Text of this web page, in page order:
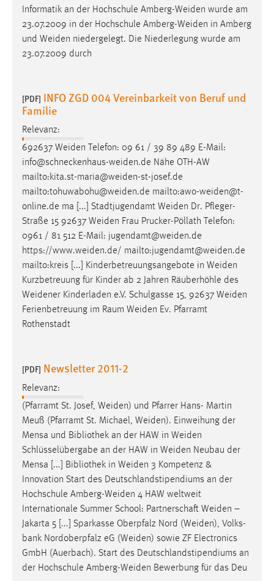
Informatik an der Hochschule Amberg-Weiden wurde am
23.07.2009 in der Hochschule Amberg-Weiden in Amberg
und Weiden niedergelegt. Die Niederlegung wurde am
23.07.2009 durch
[PDF] INFO ZGD 004 Vereinbarkeit von Beruf und
Familie
Relevanz:
692637 Weiden Telefon: 09 61 / 39 89 489 E-Mail:
info@schneckenhaus-weiden.de Nähe OTH-AW
mailto:kita.st-maria@weiden-st-josef.de
mailto:tohuwabohu@weiden.de mailto:awo-weiden@t-
online.de ma [...] Stadtjugendamt Weiden Dr. Pfleger-
Straße 15 92637 Weiden Frau Prucker-Pöllath Telefon:
0961 / 81 512 E-Mail: jugendamt@weiden.de
https://www.weiden.de/ mailto:jugendamt@weiden.de
mailto:kreis [...] Kinderbetreuungsangebote in Weiden
Kurzbetreuung für Kinder ab 2 Jahren Räuberhöhle des
Weidener Kinderladen e.V. Schulgasse 15, 92637 Weiden
Ferienbetreuung im Raum Weiden Ev. Pfarramt
Rothenstadt
[PDF] Newsletter 2011-2
Relevanz:
(Pfarramt St. Josef, Weiden) und Pfarrer Hans- Martin
Meuß (Pfarramt St. Michael, Weiden). Einweihung der
Mensa und Bibliothek an der HAW in Weiden
Schlüsselübergabe an der HAW in Weiden Neubau der
Mensa [...] Bibliothek in Weiden 3 Kompetenz &
Innovation Start des Deutschlandstipendiums an der
Hochschule Amberg-Weiden 4 HAW weltweit
Internationale Summer School: Partnerschaft Weiden –
Jakarta 5 [...] Sparkasse Oberpfalz Nord (Weiden), Volks-
bank Nordoberpfalz eG (Weiden) sowie ZF Electronics
GmbH (Auerbach). Start des Deutschlandstipendiums an
der Hochschule Amberg-Weiden Bewerbung für das Deu